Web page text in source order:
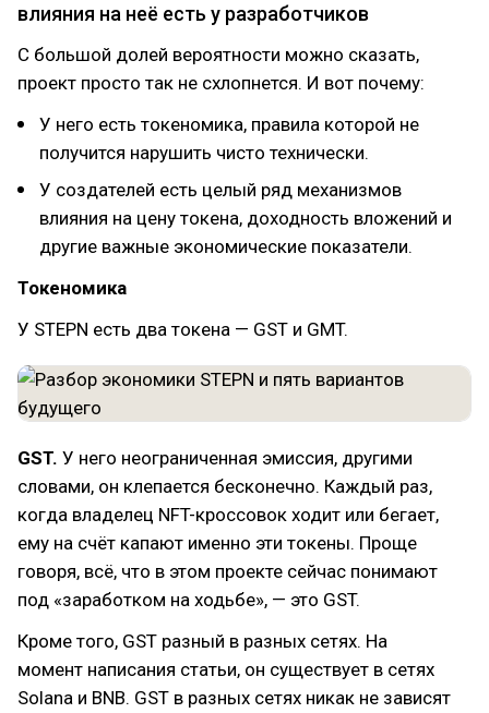
влияния на неё есть у разработчиков
С большой долей вероятности можно сказать,
проект просто так не схлопнется. И вот почему:
У него есть токеномика, правила которой не
получится нарушить чисто технически.
У создателей есть целый ряд механизмов
влияния на цену токена, доходность вложений и
другие важные экономические показатели.
Токеномика
У STEPN есть два токена — GST и GMT.
GST. У него неограниченная эмиссия, другими
словами, он клепается бесконечно. Каждый раз,
когда владелец NFT-кроссовок ходит или бегает,
ему на счёт капают именно эти токены. Проще
говоря, всё, что в этом проекте сейчас понимают
под «заработком на ходьбе», — это GST.
Кроме того, GST разный в разных сетях. На
момент написания статьи, он существует в сетях
Solana и BNB. GST в разных сетях никак не зависят